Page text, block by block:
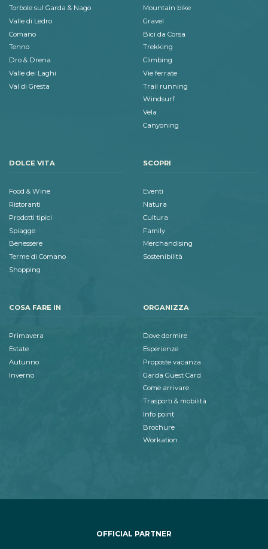
Torbole sul Garda & Nago
Valle di Ledro
Comano
Tenno
Dro & Drena
Valle dei Laghi
Val di Gresta
Mountain bike
Gravel
Bici da Corsa
Trekking
Climbing
Vie ferrate
Trail running
Windsurf
Vela
Canyoning
DOLCE VITA
Food & Wine
Ristoranti
Prodotti tipici
Spiagge
Benessere
Terme di Comano
Shopping
SCOPRI
Eventi
Natura
Cultura
Family
Merchandising
Sostenibilità
COSA FARE IN
Primavera
Estate
Autunno
Inverno
ORGANIZZA
Dove dormire
Esperienze
Proposte vacanza
Garda Guest Card
Come arrivare
Trasporti & mobilità
Info point
Brochure
Workation
OFFICIAL PARTNER